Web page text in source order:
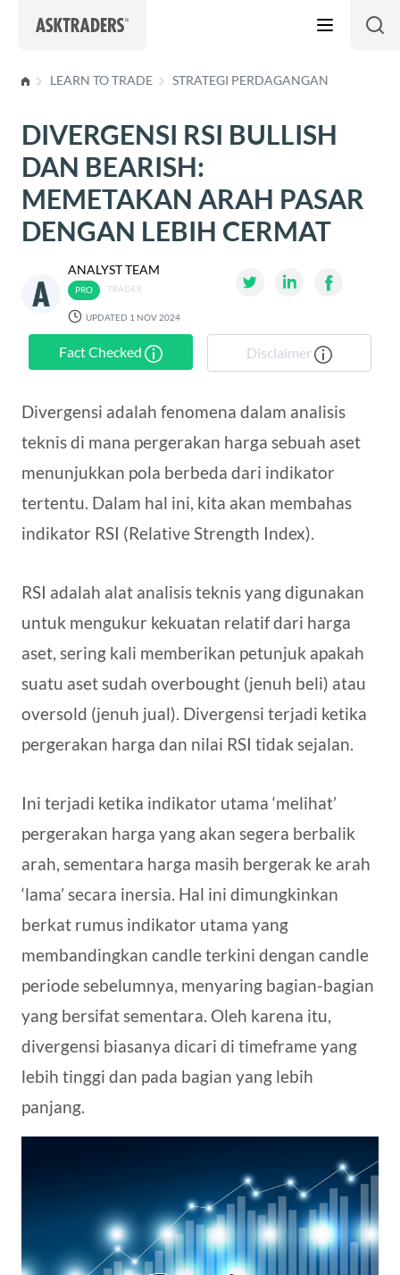
LEARN TO TRADE STRATEGI PERDAGANGAN
DIVERGENSI RSI BULLISH
DAN BEARISH:
MEMETAKAN ARAH PASAR
DENGAN LEBIH CERMAT
ANALYST TEAM
TRADER
UPDATED 1 NOV 2024
Fact Checked Disclaimer
Divergensi adalah fenomena dalam analisis
teknis di mana pergerakan harga sebuah aset
menunjukkan pola berbeda dari indikator
tertentu. Dalam hal ini, kita akan membahas
indikator RSI (Relative Strength Index).
RSI adalah alat analisis teknis yang digunakan
untuk mengukur kekuatan relatif dari harga
aset, sering kali memberikan petunjuk apakah
suatu aset sudah overbought (jenuh beli) atau
oversold (jenuh jual). Divergensi terjadi ketika
pergerakan harga dan nilai RSI tidak sejalan.
Ini terjadi ketika indikator utama ‘melihat’
pergerakan harga yang akan segera berbalik
arah, sementara harga masih bergerak ke arah
‘lama’ secara inersia. Hal ini dimungkinkan
berkat rumus indikator utama yang
membandingkan candle terkini dengan candle
periode sebelumnya, menyaring bagian-bagian
yang bersifat sementara. Oleh karena itu,
divergensi biasanya dicari di timeframe yang
lebih tinggi dan pada bagian yang lebih
panjang.